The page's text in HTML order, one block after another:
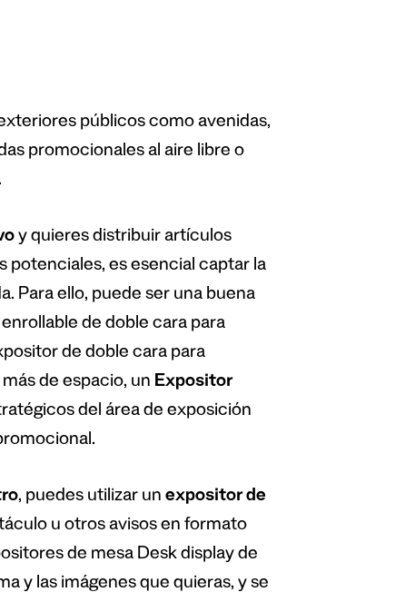
públicos como avenidas,
promocionales al aire libre o
y quieres distribuir artículos
potenciales, es esencial captar la
Para ello, puede ser una buena
de doble cara para
de doble cara para
de espacio, un Expositor
del área de exposición
, puedes utilizar un expositor de
u otros avisos en formato
de mesa Desk display de
y las imágenes que quieras, y se